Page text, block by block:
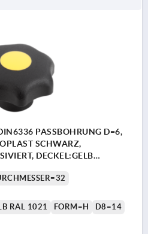
PASSBOHRUNG D=6,
SCHWARZ,
DECKEL:GELB
RAL 1021
FORM=H
D8=14